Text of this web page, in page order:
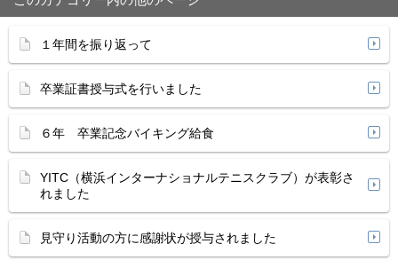
１年間を振り返って
卒業証書授与式を行いました
６年 卒業記念バイキング給食
YITC（横浜インターナショナルテニスクラブ）が表彰さ
れました
見守り活動の方に感謝状が授与されました